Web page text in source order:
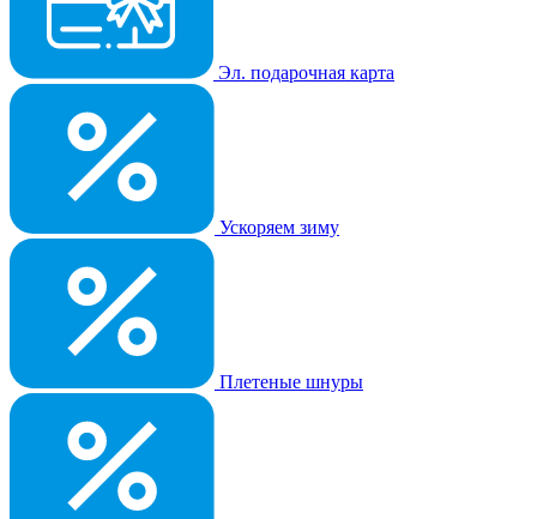
Эл. подарочная карта
Ускоряем зиму
Плетеные шнуры